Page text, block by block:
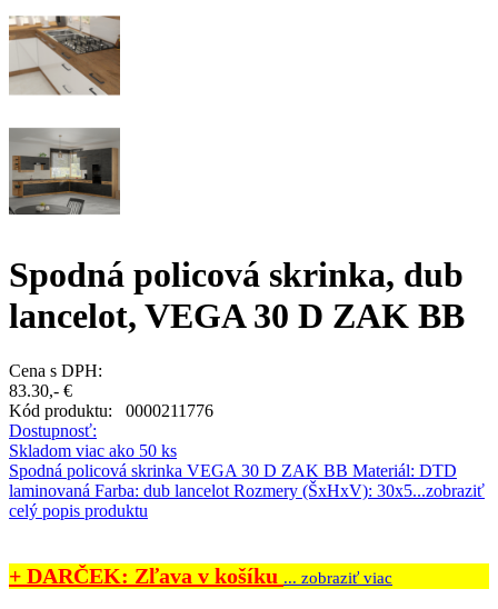
Spodná policová skrinka, dub
lancelot, VEGA 30 D ZAK BB
Cena s DPH:
83.30,- €
Kód produktu: 0000211776
Dostupnosť:
Skladom viac ako 50 ks
Spodná policová skrinka VEGA 30 D ZAK BB Materiál: DTD
laminovaná Farba: dub lancelot Rozmery (ŠxHxV): 30x5...zobraziť
celý popis produktu
+ DARČEK: Zľava v košíku ... zobraziť viac